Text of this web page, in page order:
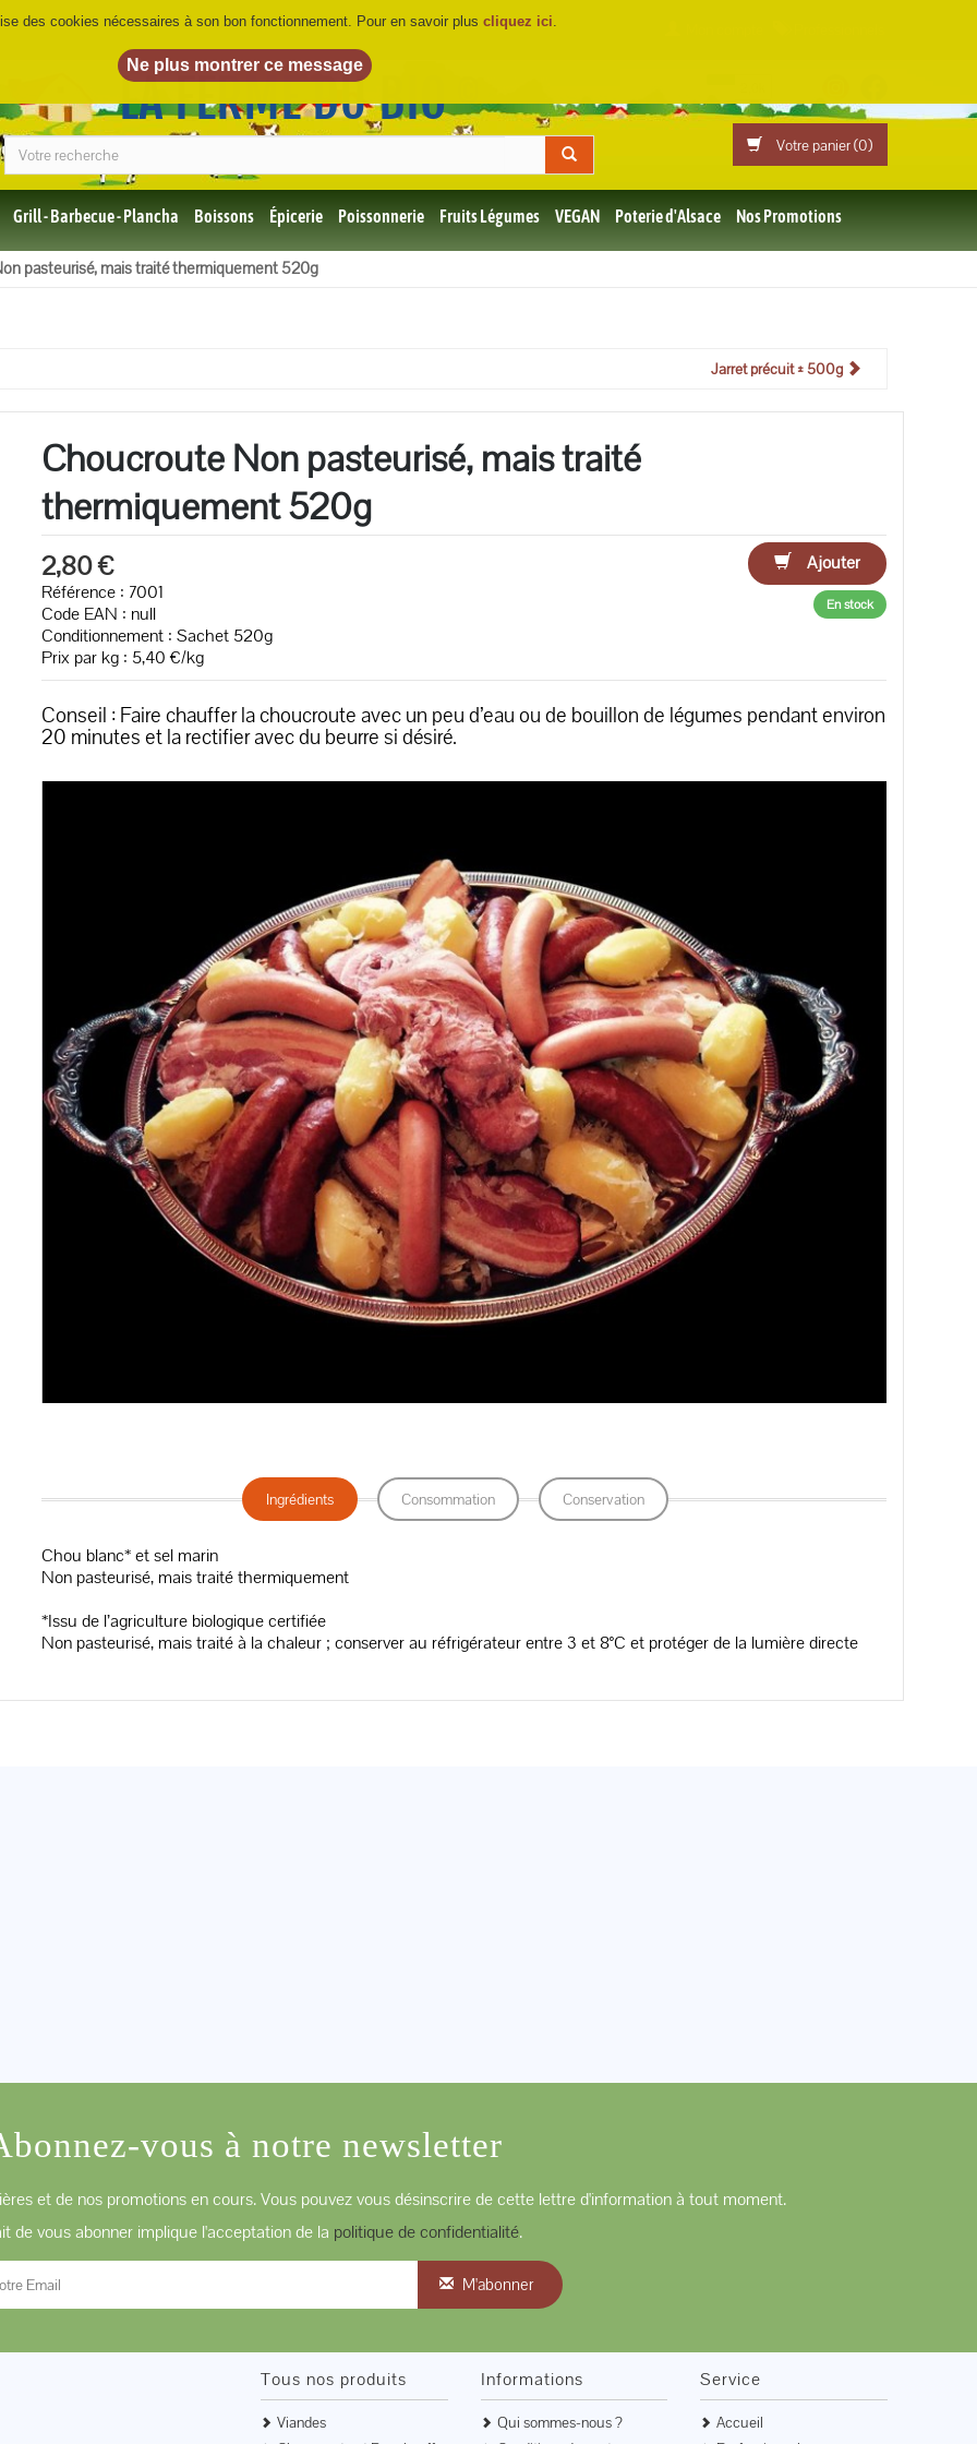
LA FERME DU BIO
Votre panier (0)
Grill - Barbecue - Plancha Boissons Épicerie
Tous
les
Poissonnerie Fruits Légumes VEGAN Poterie d'Alsace Nos Promotions
pasteurisé, mais traité thermiquement 520g
Jarret précuit ± 500g
Choucroute Non pasteurisé, mais traité
thermiquement 520g
2,80 €
Ajouter
Référence : 7001
Code EAN : null
Conditionnement : Sachet 520g
Prix par kg : 5,40 €/kg
En stock
Conseil : Faire chauffer la choucroute avec un peu d’eau ou de bouillon de légumes pendant environ
20 minutes et la rectifier avec du beurre si désiré.
Ingrédients Consommation Conservation
Chou blanc* et sel marin
Non pasteurisé, mais traité thermiquement
*Issu de l’agriculture biologique certifiée
Non pasteurisé, mais traité à la chaleur ; conserver au réfrigérateur entre 3 et 8°C et protéger de la lumière directe
vous à notre newsletter
et de nos promotions en cours. Vous pouvez vous désinscrire de cette lettre d'information à tout moment.
de vous abonner implique l'acceptation de la politique de confidentialité.
M'abonner
Tous nos produits
Viandes
Informations
Qui sommes-nous ?
Service
Accueil
des cookies nécessaires à son bon fonctionnement. Pour en savoir plus cliquez ici.